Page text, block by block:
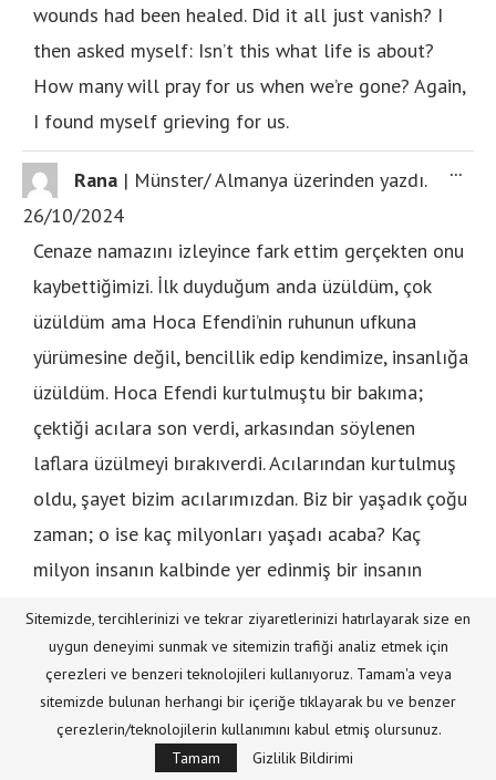
wounds had been healed. Did it all just vanish? I
then asked myself: Isn’t this what life is about?
How many will pray for us when we’re gone? Again,
I found myself grieving for us.
Rana | Münster/ Almanya üzerinden yazdı.
26/10/2024
Cenaze namazını izleyince fark ettim gerçekten onu
kaybettiğimizi. İlk duyduğum anda üzüldüm, çok
üzüldüm ama Hoca Efendi’nin ruhunun ufkuna
yürümesine değil, bencillik edip kendimize, insanlığa
üzüldüm. Hoca Efendi kurtulmuştu bir bakıma;
çektiği acılara son verdi, arkasından söylenen
laflara üzülmeyi bırakıverdi. Acılarından kurtulmuş
oldu, şayet bizim acılarımızdan. Biz bir yaşadık çoğu
zaman; o ise kaç milyonları yaşadı acaba? Kaç
milyon insanın kalbinde yer edinmiş bir insanın
kendime. Oysa düğünmüş ona bizim cenaze. En
sevdiğine kavuştu. En sevdiği ile birlikte şu an. Yine
bencillik ediyorum burada, kendimi düşünüyorum. Biz
kimiz gerçekten diye soruyorum. Ölünce arkamızdan
...
Sitemizde, tercihlerinizi ve tekrar ziyaretlerinizi hatırlayarak size en
uygun deneyimi sunmak ve sitemizin trafiği analiz etmek için
çerezleri ve benzeri teknolojileri kullanıyoruz. Tamam'a veya
sitemizde bulunan herhangi bir içeriğe tıklayarak bu ve benzer
çerezlerin/teknolojilerin kullanımını kabul etmiş olursunuz.
Tamam
Gizlilik Bildirimi